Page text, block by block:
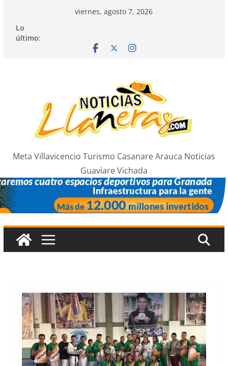
contenido
viernes, agosto 7, 2026
Lo
último:
Meta Villavicencio Turismo Casanare Arauca Noticias
Guaviare Vichada